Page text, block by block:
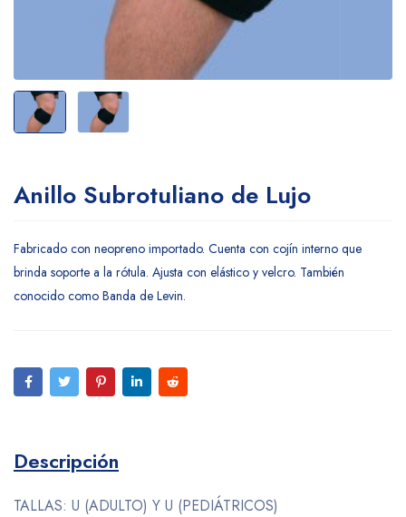
Anillo Subrotuliano de Lujo
Fabricado con neopreno importado. Cuenta con cojín interno que
brinda soporte a la rótula. Ajusta con elástico y velcro. También
conocido como Banda de Levin.
Descripción
TALLAS: U (ADULTO) Y U (PEDIÁTRICOS)